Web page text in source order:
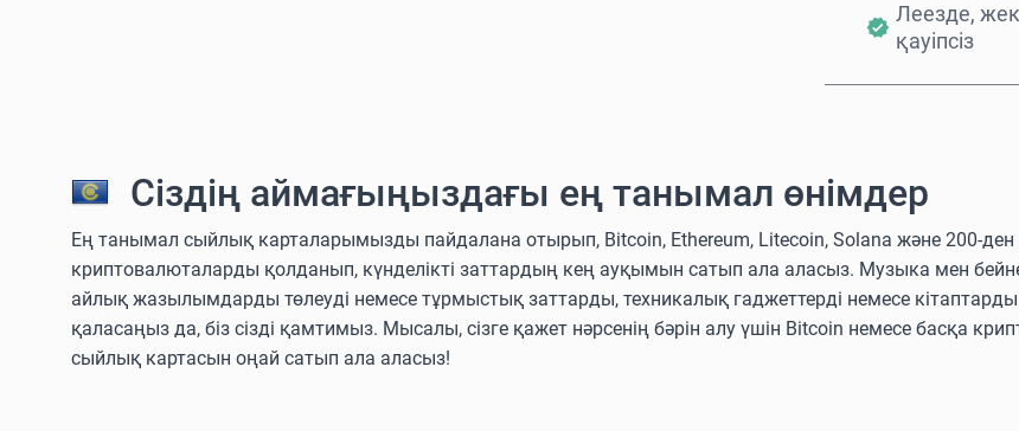
Леезде,
қауіпсіз
Сіздің аймағыңыздағы ең танымал өнімдер
Ең танымал сыйлық карталарымызды пайдалана отырып, Bitcoin, Ethereum, Litecoin, Solana және 200-ден
криптовалюталарды қолданып, күнделікті заттардың кең ауқымын сатып ала аласыз. Музыка мен
айлық жазылымдарды төлеуді немесе тұрмыстық заттарды, техникалық гаджеттерді немесе
қаласаңыз да, біз сізді қамтимыз. Мысалы, сізге қажет нәрсенің бәрін алу үшін Bitcoin немесе басқа
сыйлық картасын оңай сатып ала аласыз!